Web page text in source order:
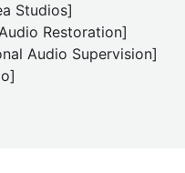
Studios]
Restoration]
Audio Supervision]